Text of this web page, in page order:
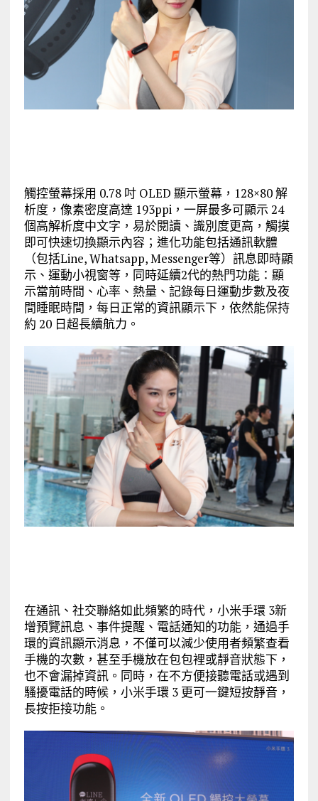
觸控螢幕採用 0.78 吋 OLED 顯示螢幕，128×80 解
析度，像素密度高達 193ppi，一屏最多可顯示 24
個高解析度中文字，易於閱讀、識別度更高，觸摸
即可快速切換顯示內容；進化功能包括通訊軟體
（包括Line, Whatsapp, Messenger等）訊息即時顯
示、運動小視窗等，同時延續2代的熱門功能：顯
示當前時間、心率、熱量、記錄每日運動步數及夜
間睡眠時間，每日正常的資訊顯示下，依然能保持
約 20 日超長續航力。
在通訊、社交聯絡如此頻繁的時代，小米手環 3新
增預覽訊息、事件提醒、電話通知的功能，通過手
環的資訊顯示消息，不僅可以減少使用者頻繁查看
手機的次數，甚至手機放在包包裡或靜音狀態下，
也不會漏掉資訊。同時，在不方便接聽電話或遇到
騷擾電話的時候，小米手環 3 更可一鍵短按靜音，
長按拒接功能。